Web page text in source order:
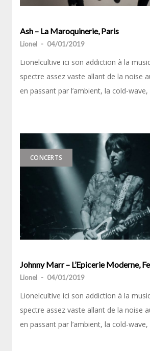
Ash – La Maroquinerie, Paris
Lionel - 04/01/2019
Lionelcultive ici son addiction à la
spectre assez vaste allant de la noise
en passant par l’ambient, la cold-wave,
CONCERTS
Johnny Marr – L’Epicerie Moderne,
Lionel - 04/01/2019
Lionelcultive ici son addiction à la
spectre assez vaste allant de la noise
en passant par l’ambient, la cold-wave,